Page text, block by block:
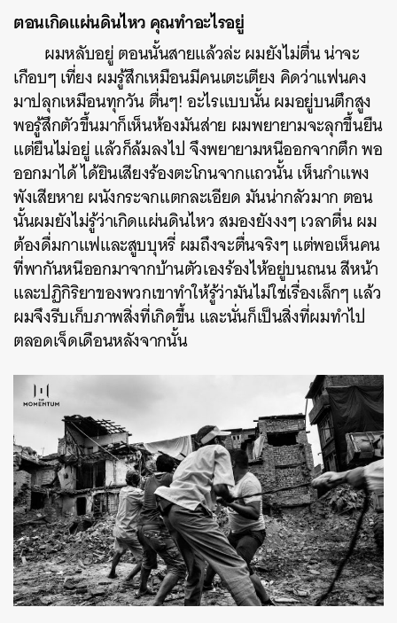
ตอนเกิดแผ่นดินไหว คุณทำอะไรอยู่
ผมหลับอยู่ ตอนนั้นสายแล้วล่ะ ผมยังไม่ตื่น น่าจะ
เกือบๆ เที่ยง ผมรู้สึกเหมือนมีคนเตะเตียง คิดว่าแฟนคง
มาปลุกเหมือนทุกวัน ตื่นๆ! อะไรแบบนั้น ผมอยู่บนตึกสูง
พอรู้สึกตัวขึ้นมาก็เห็นห้องมันส่าย ผมพยายามจะลุกขึ้นยืน
แต่ยืนไม่อยู่ แล้วก็ล้มลงไป จึงพยายามหนีออกจากตึก พอ
ออกมาได้ ได้ยินเสียงร้องตะโกนจากแถวนั้น เห็นกำแพง
พังเสียหาย ผนังกระจกแตกละเอียด มันน่ากลัวมาก ตอน
นั้นผมยังไม่รู้ว่าเกิดแผ่นดินไหว สมองยังงงๆ เวลาตื่น ผม
ต้องดื่มกาแฟและสูบบุหรี่ ผมถึงจะตื่นจริงๆ แต่พอเห็นคน
ที่พากันหนีออกมาจากบ้านตัวเองร้องไห้อยู่บนถนน สีหน้า
และปฏิกิริยาของพวกเขาทำให้รู้ว่ามันไม่ใช่เรื่องเล็กๆ แล้ว
ผมจึงรีบเก็บภาพสิ่งที่เกิดขึ้น และนั่นก็เป็นสิ่งที่ผมทำไป
ตลอดเจ็ดเดือนหลังจากนั้น
ค้นหา
SHARE TWEET